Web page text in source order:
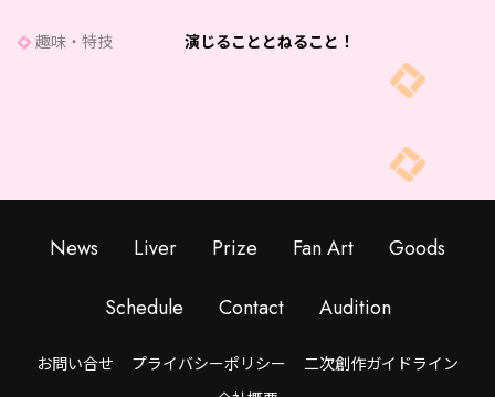
趣味・特技 演じることとねること！
News Liver Prize Fan Art Goods
Schedule Contact Audition
お問い合せ プライバシーポリシー
二次創作ガイドライン